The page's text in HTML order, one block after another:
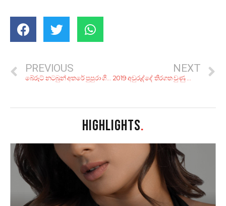
PREVIOUS
බේරූට් නටබුන් අතරේ පුපුරා ගිය මතක සේයා සොයා යන යුවළක්
NEXT
2019 අවුරුද්දේ තිරගත වුණු හොඳම ඉන්දියානු සිනමාපට 10ක්
HIGHLIGHTS.